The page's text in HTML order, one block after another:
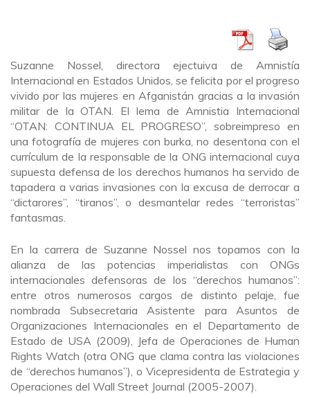
Suzanne Nossel, directora ejectuiva de Amnistía
Internacional en Estados Unidos, se felicita por el progreso
vivido por las mujeres en Afganistán gracias a la invasión
militar de la OTAN. El lema de Amnistia Internacional
“OTAN: CONTINUA EL PROGRESO”, sobreimpreso en
una fotografía de mujeres con burka, no desentona con el
currículum de la responsable de la ONG internacional cuya
supuesta defensa de los derechos humanos ha servido de
tapadera a varias invasiones con la excusa de derrocar a
“dictarores”, “tiranos”, o desmantelar redes “terroristas”
fantasmas.
En la carrera de Suzanne Nossel nos topamos con la
alianza de las potencias imperialistas con ONGs
internacionales defensoras de los “derechos humanos”:
entre otros numerosos cargos de distinto pelaje, fue
nombrada Subsecretaria Asistente para Asuntos de
Organizaciones Internacionales en el Departamento de
Estado de USA (2009), Jefa de Operaciones de Human
Rights Watch (otra ONG que clama contra las violaciones
de “derechos humanos”), o Vicepresidenta de Estrategia y
Operaciones del Wall Street Journal (2005-2007).